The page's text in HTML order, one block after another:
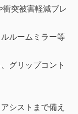
衝突被害軽減ブレ
ルームミラー等
グリップコント
シストまで備え